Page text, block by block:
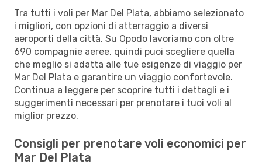
Tra tutti i voli per Mar Del Plata, abbiamo selezionato
i migliori, con opzioni di atterraggio a diversi
aeroporti della città. Su Opodo lavoriamo con oltre
690 compagnie aeree, quindi puoi scegliere quella
che meglio si adatta alle tue esigenze di viaggio per
Mar Del Plata e garantire un viaggio confortevole.
Continua a leggere per scoprire tutti i dettagli e i
suggerimenti necessari per prenotare i tuoi voli al
miglior prezzo.
Consigli per prenotare voli economici per
Mar Del Plata